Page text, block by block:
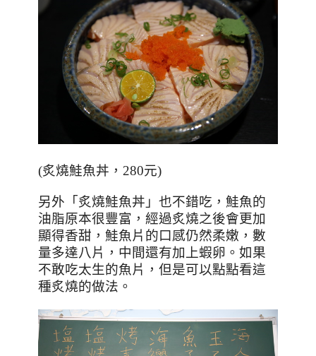
(炙燒鮭魚丼， 280元)
另外「炙燒鮭魚丼」也不錯吃，鮭魚的
油脂原本很豐富，經過炙燒之後會更加
顯得香甜，鮭魚片的口感仍然柔嫩，數
量多達八片，中間還有加上蝦卵。如果
不敢吃太生的魚片，但是可以點點看這
種炙燒的做法。